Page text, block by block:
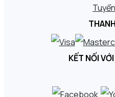
KẾT NỐI